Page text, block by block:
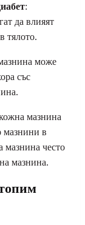
:
да влияят
тялото.
може
със
мазнина
мазнини в
мазнина често
мазнина.